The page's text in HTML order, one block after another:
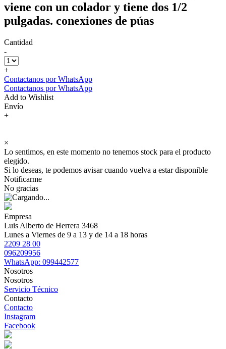
viene con un colador y tiene dos 1/2
pulgadas. conexiones de púas
Cantidad
-
+
Contactanos por WhatsApp
Contactanos por WhatsApp
Add to Wishlist
Envío
+
×
Lo sentimos, en este momento no tenemos stock para el producto
elegido.
Si lo deseas, te podemos avisar cuando vuelva a estar disponible
Notificarme
No gracias
Empresa
Luis Alberto de Herrera 3468
Lunes a Viernes de 9 a 13 y de 14 a 18 horas
2209 28 00
096209956
WhatsApp: 099442577
Nosotros
Nosotros
Servicio Técnico
Contacto
Contacto
Instagram
Facebook